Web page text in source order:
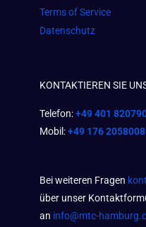
Terms of Service
Datenschutz
KONTAKTIEREN SIE
Telefon:+49 401
Mobil:+49 176
Bei weiteren Fragen
über unser
an info@mtc-